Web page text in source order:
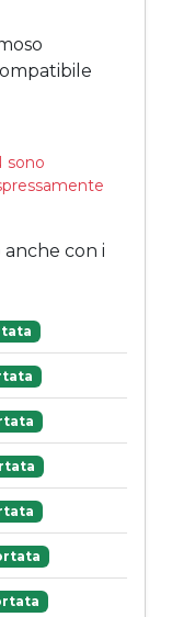
sono
con i